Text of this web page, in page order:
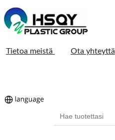
Tietoa meistä Ota yhteyttä